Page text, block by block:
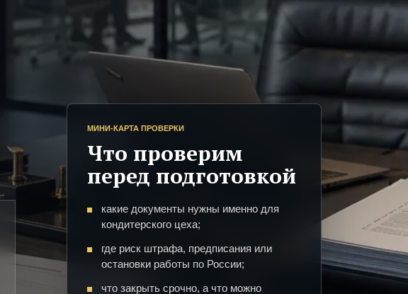
МИНИ-КАРТА ПРОВЕРКИ
Что проверим
перед подготовкой
какие документы нужны именно для
кондитерского цеха;
где риск штрафа, предписания или
остановки работы по России;
что закрыть срочно, а что можно